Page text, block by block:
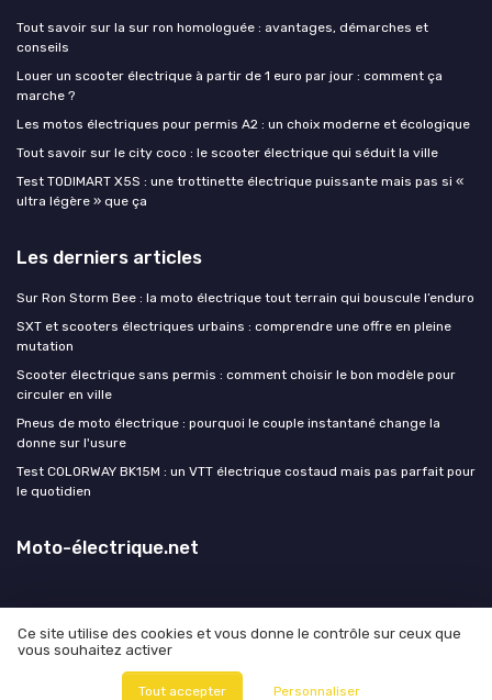
Tout savoir sur la sur ron homologuée : avantages, démarches et
conseils
Louer un scooter électrique à partir de 1 euro par jour : comment ça
marche ?
Les motos électriques pour permis A2 : un choix moderne et écologique
Tout savoir sur le city coco : le scooter électrique qui séduit la ville
Test TODIMART X5S : une trottinette électrique puissante mais pas si «
ultra légère » que ça
Les derniers articles
Sur Ron Storm Bee : la moto électrique tout terrain qui bouscule l’enduro
SXT et scooters électriques urbains : comprendre une offre en pleine
mutation
Scooter électrique sans permis : comment choisir le bon modèle pour
circuler en ville
Pneus de moto électrique : pourquoi le couple instantané change la
donne sur l'usure
Test COLORWAY BK15M : un VTT électrique costaud mais pas parfait pour
le quotidien
Moto-électrique.net
Mentions légales
© Moto-électrique.net 2026
Ce site utilise des cookies et vous donne le contrôle sur ceux que
vous souhaitez activer
Tout accepter Personnaliser